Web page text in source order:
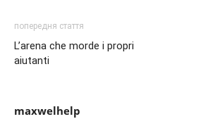
попередня стаття
L’arena che morde i propri
aiutanti
maxwelhelp